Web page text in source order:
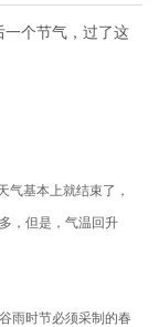
一个节气，过了这
气基本上就结束了，
，但是，气温回升
雨时节必须采制的春